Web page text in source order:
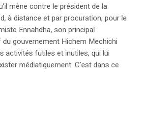
mène contre le président de la
à distance et par procuration, pour le
Ennahdha, son principal
du gouvernement Hichem Mechichi
activités futiles et inutiles, qui lui
médiatiquement. C’est dans ce